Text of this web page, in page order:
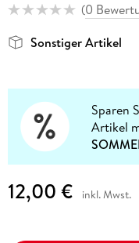
(0
Sonstiger Artikel
Sparen
Artikel
12,00 € inkl. Mwst.